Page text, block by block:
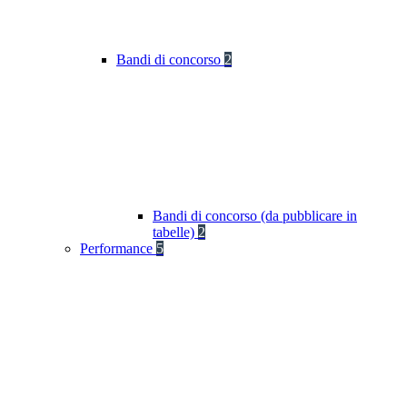
Bandi di concorso 2
Bandi di concorso (da pubblicare in
tabelle) 2
Performance 5